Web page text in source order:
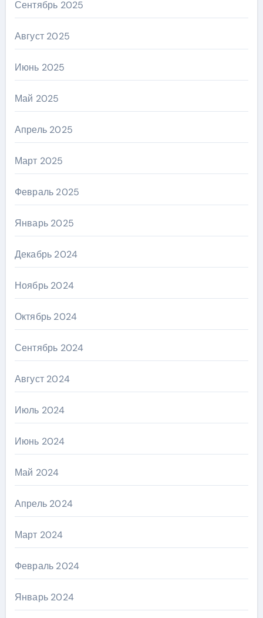
Сентябрь 2025
Август 2025
Июнь 2025
Май 2025
Апрель 2025
Март 2025
Февраль 2025
Январь 2025
Декабрь 2024
Ноябрь 2024
Октябрь 2024
Сентябрь 2024
Август 2024
Июль 2024
Июнь 2024
Май 2024
Апрель 2024
Март 2024
Февраль 2024
Январь 2024